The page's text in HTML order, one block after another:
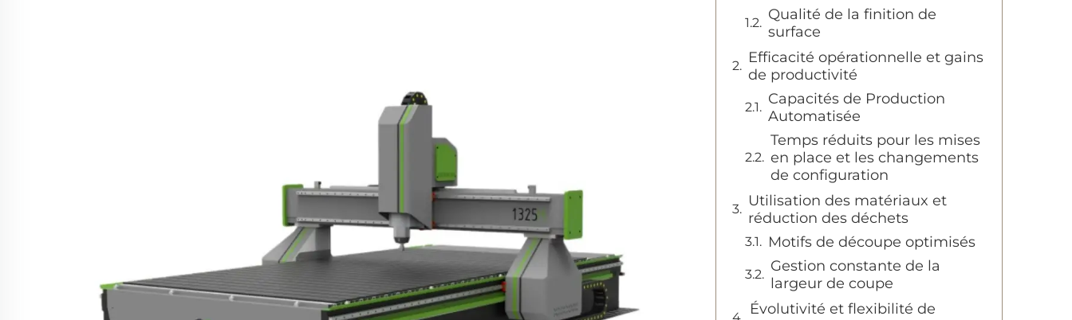
Qualité de la finition de
surface
Efficacité opérationnelle et gains
de productivité
Capacités de Production
Automatisée
Temps réduits pour les mises
en place et les changements
de configuration
Utilisation des matériaux et
réduction des déchets
Motifs de découpe optimisés
Gestion constante de la
largeur de coupe
Évolutivité et flexibilité de